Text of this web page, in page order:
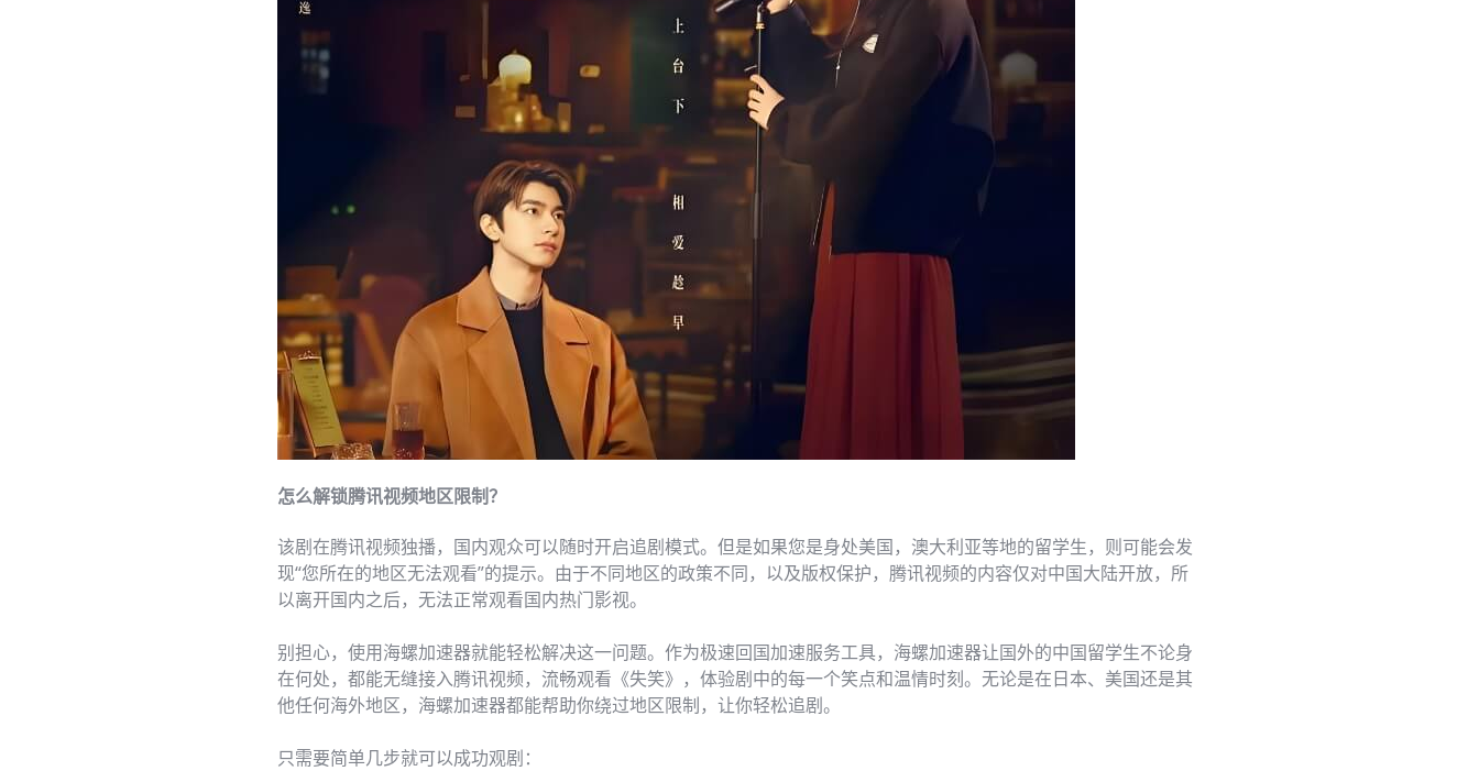
怎么解锁腾讯视频地区限制？
该剧在腾讯视频独播，国内观众可以随时开启追剧模式。但是如果您是身处美国，澳大利亚等地的留学生，则可能会发
现“您所在的地区无法观看”的提示。由于不同地区的政策不同，以及版权保护，腾讯视频的内容仅对中国大陆开放，所
以离开国内之后，无法正常观看国内热门影视。
别担心，使用海螺加速器就能轻松解决这一问题。作为极速回国加速服务工具，海螺加速器让国外的中国留学生不论身
在何处，都能无缝接入腾讯视频，流畅观看《失笑》，体验剧中的每一个笑点和温情时刻。无论是在日本、美国还是其
他任何海外地区，海螺加速器都能帮助你绕过地区限制，让你轻松追剧。
只需要简单几步就可以成功观剧：